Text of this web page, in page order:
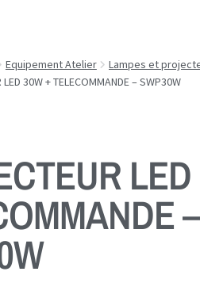
Equipement Atelier
Lampes et
LED 30W + TELECOMMANDE – SWP30W
–